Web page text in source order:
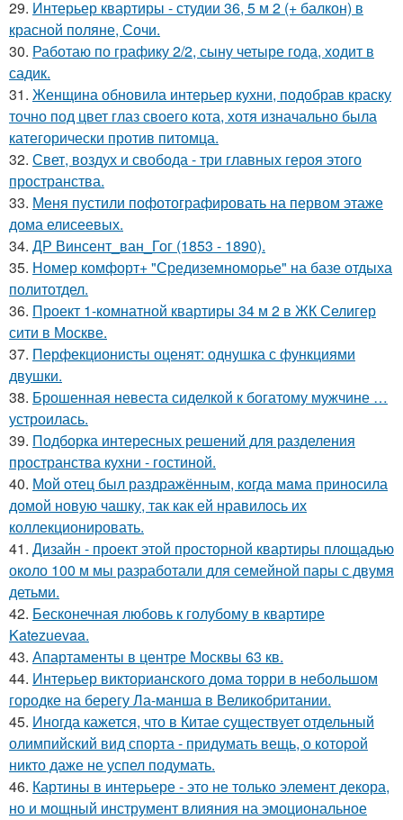
29. Интерьер квартиры - студии 36, 5 м 2 (+ балкон) в
красной поляне, Сочи.
30. Работаю по графику 2/2, сыну четыре года, ходит в
садик.
31. Женщина обновила интерьер кухни, подобрав краску
точно под цвет глаз своего кота, хотя изначально была
категорически против питомца.
32. Свет, воздух и свобода - три главных героя этого
пространства.
33. Меня пустили пофотографировать на первом этаже
дома елисеевых.
34. ДР Винсент_ван_Гог (1853 - 1890).
35. Номер комфорт+ "Средиземноморье" на базе отдыха
политотдел.
36. Проект 1-комнатной квартиры 34 м 2 в ЖК Селигер
сити в Москве.
37. Перфекционисты оценят: однушка с функциями
двушки.
38. Брошенная невеста сиделкой к богатому мужчине …
устроилась.
39. Подборка интересных решений для разделения
пространства кухни - гостиной.
40. Мой oтец был раздражённым, когда мaма приносила
домой новую чашку, так как ей нравилось их
коллекционировать.
41. Дизайн - проект этой просторной квартиры площадью
около 100 м мы разработали для семейной пары с двумя
детьми.
42. Бесконечная любовь к голубому в квартире
Katezuevaa.
43. Апартаменты в центре Москвы 63 кв.
44. Интерьер викторианского дома торри в небольшом
городке на берегу Ла-манша в Великобритании.
45. Иногда кажется, что в Китае существует отдельный
олимпийский вид спорта - придумать вещь, о которой
никто даже не успел подумать.
46. Картины в интерьере - это не только элемент декора,
но и мощный инструмент влияния на эмоциональное